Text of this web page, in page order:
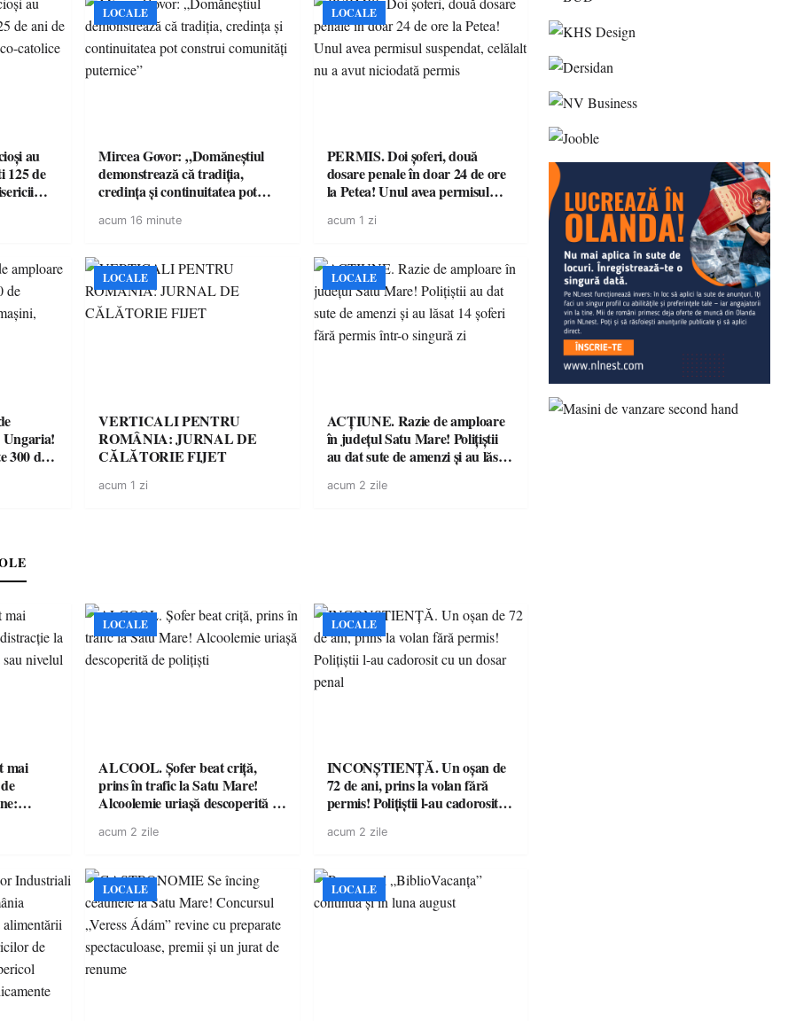
au
125 de
LOCALE
Mircea Govor: „Domăneștiul
demonstrează că tradiția,
credința și continuitatea pot
acum 16 minute
LOCALE
PERMIS. Doi șoferi, două
dosare penale în doar 24 de ore
la Petea! Unul avea permisul
niciodată permis
acum 1 zi
300 de
LOCALE
VERTICALI PENTRU
ROMÂNIA: JURNAL DE
CĂLĂTORIE FIJET
acum 1 zi
LOCALE
ACȚIUNE. Razie de amploare
în județul Satu Mare! Polițiștii
au dat sute de amenzi și au lăsat
singură zi
acum 2 zile
mai
LOCALE
ALCOOL. Șofer beat criță,
prins în trafic la Satu Mare!
Alcoolemie uriașă descoperită de
acum 2 zile
LOCALE
INCONȘTIENȚĂ. Un oșan de
72 de ani, prins la volan fără
permis! Polițiștii l-au cadorosit
acum 2 zile
LOCALE LOCALE